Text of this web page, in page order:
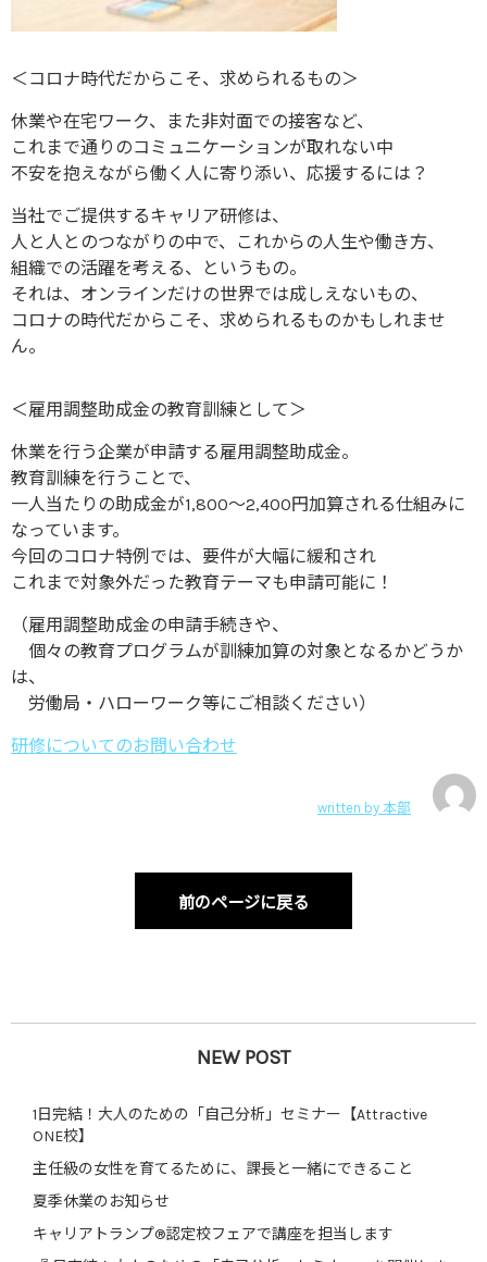
＜コロナ時代だからこそ、求められるもの＞
休業や在宅ワーク、また非対面での接客など、
これまで通りのコミュニケーションが取れない中
不安を抱えながら働く人に寄り添い、応援するには？
当社でご提供するキャリア研修は、
人と人とのつながりの中で、これからの人生や働き方、
組織での活躍を考える、というもの。
それは、オンラインだけの世界では成しえないもの、
コロナの時代だからこそ、求められるものかもしれませ
ん。
＜雇用調整助成金の教育訓練として＞
休業を行う企業が申請する雇用調整助成金。
教育訓練を行うことで、
一人当たりの助成金が1,800～2,400円加算される仕組みに
なっています。
今回のコロナ特例では、要件が大幅に緩和され
これまで対象外だった教育テーマも申請可能に！
（雇用調整助成金の申請手続きや、
個々の教育プログラムが訓練加算の対象となるかどうか
は、
労働局・ハローワーク等にご相談ください）
研修についてのお問い合わせ
written by 本部
前のページに戻る
NEW POST
1日完結！大人のための「自己分析」セミナー【Attractive
ONE校】
主任級の女性を育てるために、課長と一緒にできること
夏季休業のお知らせ
キャリアトランプ®認定校フェアで講座を担当します